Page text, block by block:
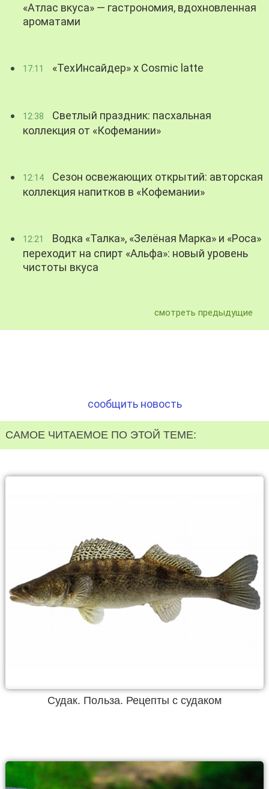
«Атлас вкуса» — гастрономия, вдохновленная
ароматами
17:11 «ТехИнсайдер» х Cosmic latte
12:38
Светлый праздник: пасхальная
коллекция от «Кофемании»
12:14
Сезон освежающих открытий: авторская
коллекция напитков в «Кофемании»
12:21
Водка «Талка», «Зелёная Марка» и «Роса»
переходит на спирт «Альфа»: новый уровень
чистоты вкуса
смотреть предыдущие
сообщить новость
САМОЕ ЧИТАЕМОЕ ПО ЭТОЙ ТЕМЕ:
Судак. Польза. Рецепты с судаком